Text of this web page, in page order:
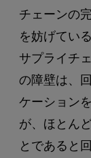
チェーンの
を妨げてい
サプライチ
の障壁は、
ケーション
が、ほとん
とであると